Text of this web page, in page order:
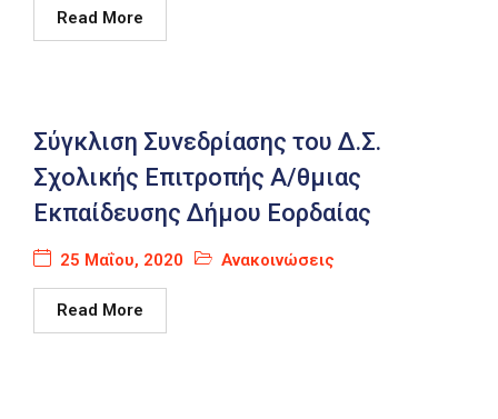
Read More
Σύγκλιση Συνεδρίασης του Δ.Σ.
Σχολικής Επιτροπής Α/θμιας
Εκπαίδευσης Δήμου Εορδαίας
25 Μαΐου, 2020 Ανακοινώσεις
Read More